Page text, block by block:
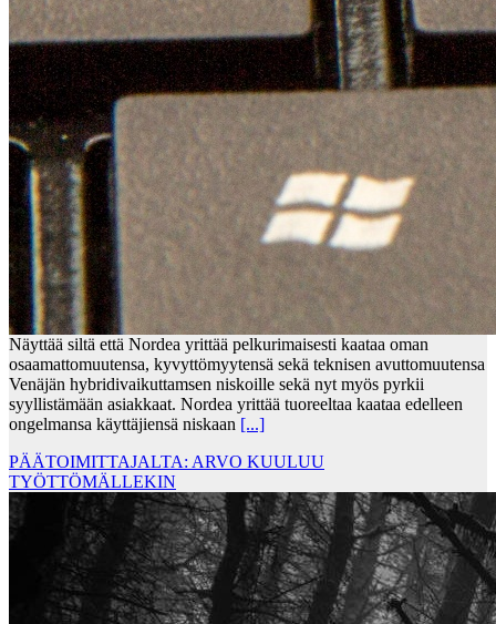
Näyttää siltä että Nordea yrittää pelkurimaisesti kaataa oman
osaamattomuutensa, kyvyttömyytensä sekä teknisen avuttomuutensa
Venäjän hybridivaikuttamsen niskoille sekä nyt myös pyrkii
syyllistämään asiakkaat. Nordea yrittää tuoreeltaa kaataa edelleen
ongelmansa käyttäjiensä niskaan [...]
PÄÄTOIMITTAJALTA: ARVO KUULUU
TYÖTTÖMÄLLEKIN